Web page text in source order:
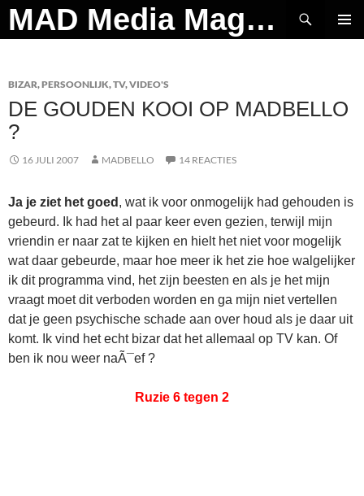
Ga
naar
MAD Media Magazine
Zoeken
BIZAR,PERSOONLIJK,TV,VIDEO'S
DE GOUDEN KOOI OP MADBELLO
?
16 JULI 2007 MADBELLO 14 REACTIES
Ja je ziet het goed , wat ik voor onmogelijk had gehouden is
gebeurd. Ik had het al paar keer even gezien, terwijl mijn
vriendin er naar zat te kijken en hielt het niet voor mogelijk
wat daar gebeurde, maar hoe meer ik het zie hoe walgelijker
ik dit programma vind, het zijn beesten en als je het mijn
vraagt moet dit verboden worden en ga mijn niet vertellen
dat je geen psychische schade aan over houd als je daar uit
komt. Ik vind het echt bizar dat het allemaal op TV kan. Of
ben ik nou weer naÃ¯ef ?
Ruzie 6 tegen 2